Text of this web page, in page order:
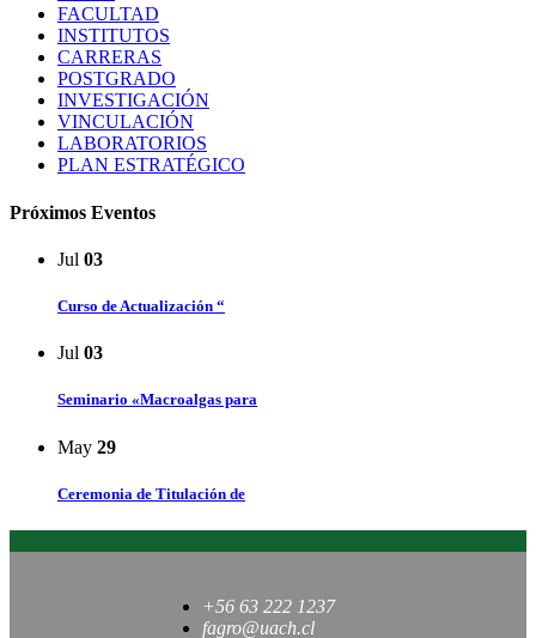
FACULTAD
INSTITUTOS
CARRERAS
POSTGRADO
INVESTIGACIÓN
VINCULACIÓN
LABORATORIOS
PLAN ESTRATÉGICO
Próximos Eventos
Jul 03
Curso de Actualización “
Jul 03
Seminario «Macroalgas para
May 29
Ceremonia de Titulación de
+56 63 222 1237
fagro@uach.cl